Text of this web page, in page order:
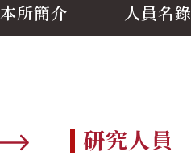
本所簡介 人員名錄
研究人員